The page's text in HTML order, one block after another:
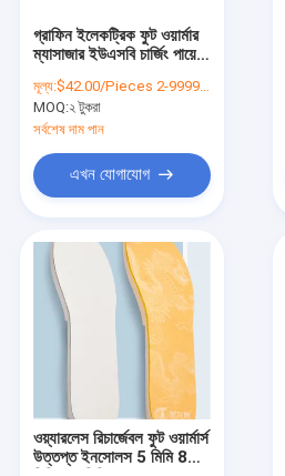
গ্রাফিন ইলেকট্রিক ফুট ওয়ার্মার
ম্যাসাজার ইউএসবি চার্জিং পায়ের
মূল্য:$42.00/Pieces 2-9999 Pieces
MOQ:২ টুকরা
সর্বশেষ দাম পান
এখন যোগাযোগ
ওয়্যারলেস রিচার্জেবল ফুট ওয়ার্মার্স
উত্তপ্ত ইনসোলস 5 মিমি 8